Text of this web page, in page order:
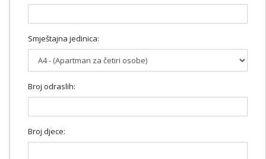
Smještajna jedinica:
Broj odraslih:
Broj djece: